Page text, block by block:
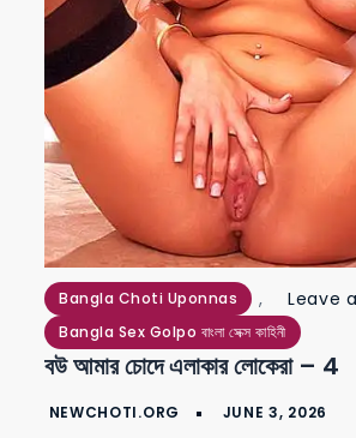
Bangla Choti Uponnas ,
Bangla Sex Golpo বাংলা সেক্স কাহিনী
Leave
বউ আমার চোদে এলাকার লোকেরা – 4